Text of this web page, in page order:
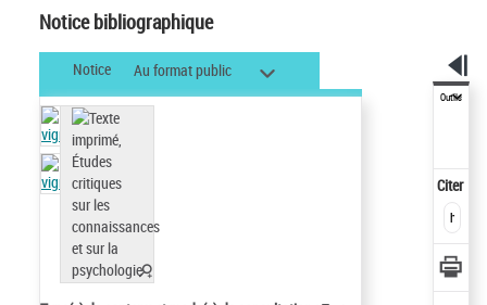
Notice bibliographique
Notice Au format public
Outils
Citer